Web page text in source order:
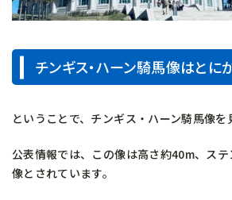
チンギス・ハーン騎馬像はとに
ということで、チンギス・ハーン騎馬像を
公表情報では、この像は高さ約40m、ス
像とされています。